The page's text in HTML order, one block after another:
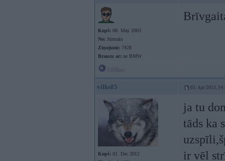
Kopš: 08. May 2003
No: Jūrmala
Ziņojumi: 7428
Braucu ar: ne BMW
vilks85 03. Apr 2013,
Kopš: 01. Dec 2012
ja tu
tāds ka
ir vēl